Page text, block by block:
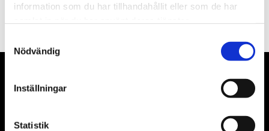
information som du har tillhandahållit eller som de har
Nödvändig
Inställningar
Statistik
& däckmaskiner och Master luftmaskiner. Kontakta oss